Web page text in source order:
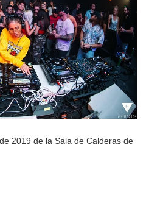
2019 de la Sala de Calderas de